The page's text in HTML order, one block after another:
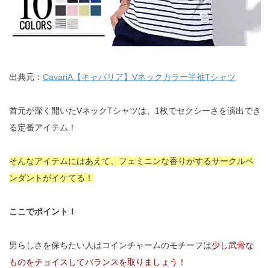
出典元： CavariA【キャバリア】Vネックカラー半袖Tシャツ
首元が深く開いたVネックTシャツは、1枚でセクシーさを演出でき
る定番アイテム！
そんなアイテムにはあえて、フェミニンな香りがするサークルペ
ンダントがイケてる！
ここでポイント！
男らしさを保ちたい人はコインチャームのモチーフは少し武骨な
ものをチョイスしてバランスを取りましょう！